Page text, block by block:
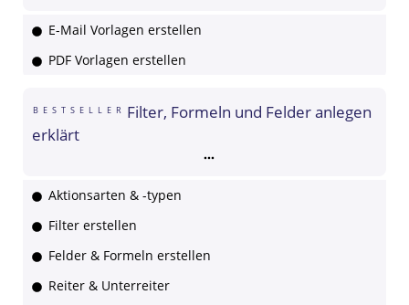
E-Mail Vorlagen erstellen
PDF Vorlagen erstellen
BESTSELLER
Filter, Formeln und Felder anlegen
erklärt
Aktionsarten & -typen
Filter erstellen
Felder & Formeln erstellen
Reiter & Unterreiter